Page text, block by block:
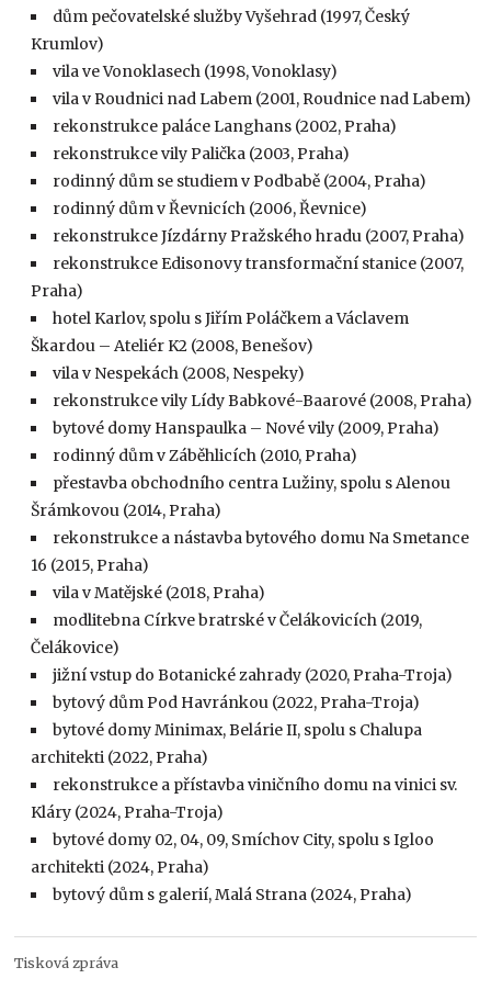
dům pečovatelské služby Vyšehrad (1997, Český
Krumlov)
vila ve Vonoklasech (1998, Vonoklasy)
vila v Roudnici nad Labem (2001, Roudnice nad Labem)
rekonstrukce paláce Langhans (2002, Praha)
rekonstrukce vily Palička (2003, Praha)
rodinný dům se studiem v Podbabě (2004, Praha)
rodinný dům v Řevnicích (2006, Řevnice)
rekonstrukce Jízdárny Pražského hradu (2007, Praha)
rekonstrukce Edisonovy transformační stanice (2007,
Praha)
hotel Karlov, spolu s Jiřím Poláčkem a Václavem
Škardou – Ateliér K2 (2008, Benešov)
vila v Nespekách (2008, Nespeky)
rekonstrukce vily Lídy Babkové-Baarové (2008, Praha)
bytové domy Hanspaulka – Nové vily (2009, Praha)
rodinný dům v Záběhlicích (2010, Praha)
přestavba obchodního centra Lužiny, spolu s Alenou
Šrámkovou (2014, Praha)
rekonstrukce a nástavba bytového domu Na Smetance
16 (2015, Praha)
vila v Matějské (2018, Praha)
modlitebna Církve bratrské v Čelákovicích (2019,
Čelákovice)
jižní vstup do Botanické zahrady (2020, Praha-Troja)
bytový dům Pod Havránkou (2022, Praha-Troja)
bytové domy Minimax, Belárie II, spolu s Chalupa
architekti (2022, Praha)
rekonstrukce a přístavba viničního domu na vinici sv.
Kláry (2024, Praha-Troja)
bytové domy 02, 04, 09, Smíchov City, spolu s Igloo
architekti (2024, Praha)
bytový dům s galerií, Malá Strana (2024, Praha)
Tisková zpráva